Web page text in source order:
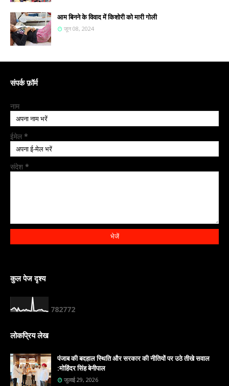
आम बिनने के विवाद में किशोरी को मारी गोली
जून 08, 2024
संपर्क फ़ॉर्म
नाम
ईमेल *
संदेश *
कुल पेज दृश्य
782772
लोकप्रिय लेख
पंजाब की बदहाल स्थिति और सरकार की नीतियों पर उठे तीखे सवाल
:मोहिंदर सिंह बेनीपाल
जुलाई 29, 2026